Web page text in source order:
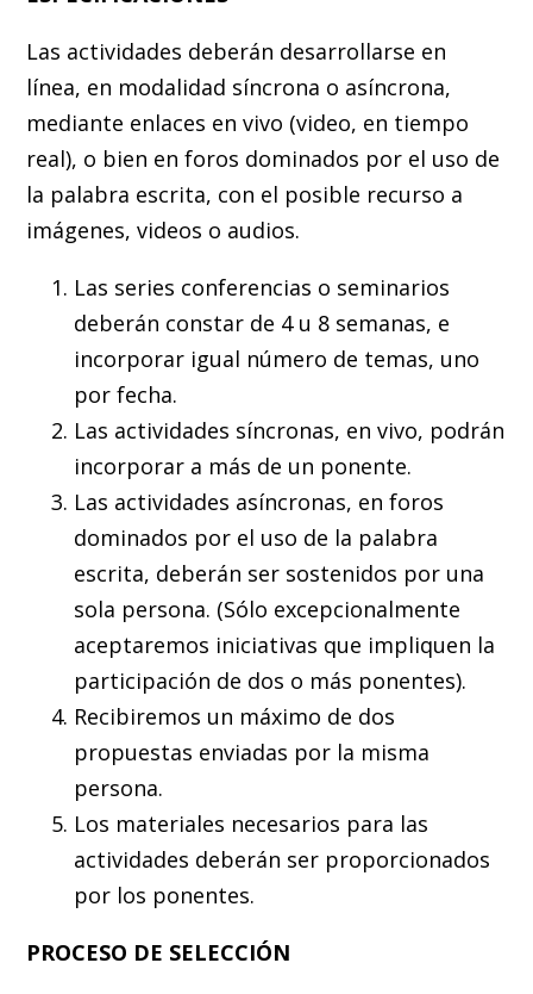
Las actividades deberán desarrollarse en
línea, en modalidad síncrona o asíncrona,
mediante enlaces en vivo (video, en tiempo
real), o bien en foros dominados por el uso de
la palabra escrita, con el posible recurso a
imágenes, videos o audios.
Las series conferencias o seminarios
deberán constar de 4 u 8 semanas, e
incorporar igual número de temas, uno
por fecha.
Las actividades síncronas, en vivo, podrán
incorporar a más de un ponente.
Las actividades asíncronas, en foros
dominados por el uso de la palabra
escrita, deberán ser sostenidos por una
sola persona. (Sólo excepcionalmente
aceptaremos iniciativas que impliquen la
participación de dos o más ponentes).
Recibiremos un máximo de dos
propuestas enviadas por la misma
persona.
Los materiales necesarios para las
actividades deberán ser proporcionados
por los ponentes.
PROCESO DE SELECCIÓN